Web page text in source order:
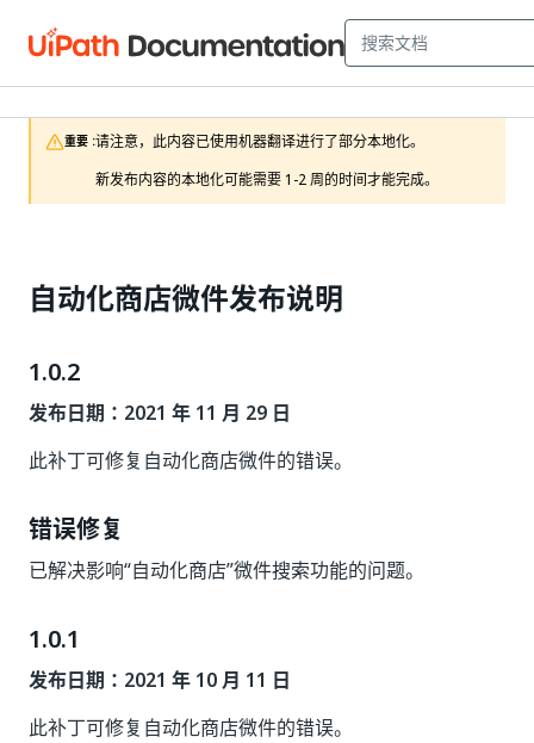
重要 :请注意，此内容已使用机器翻译进行了部分本地化。
新发布内容的本地化可能需要 1-2 周的时间才能完成。
自动化商店微件发布说明
1.0.2
发布日期：2021 年 11 月 29 日
此补丁可修复自动化商店微件的错误。
错误修复
已解决影响“自动化商店”微件搜索功能的问题。
1.0.1
发布日期：2021 年 10 月 11 日
此补丁可修复自动化商店微件的错误。